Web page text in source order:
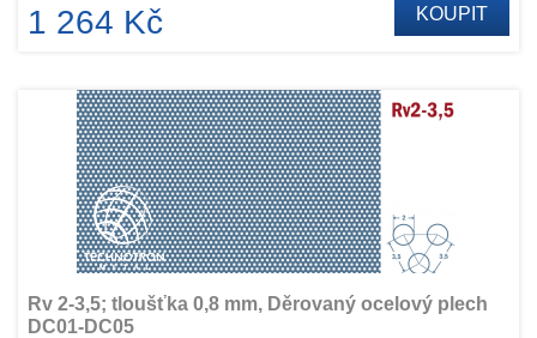
1 264 Kč KOUPIT
Rv 2-3,5; tloušťka 0,8 mm, Děrovaný ocelový plech
DC01-DC05